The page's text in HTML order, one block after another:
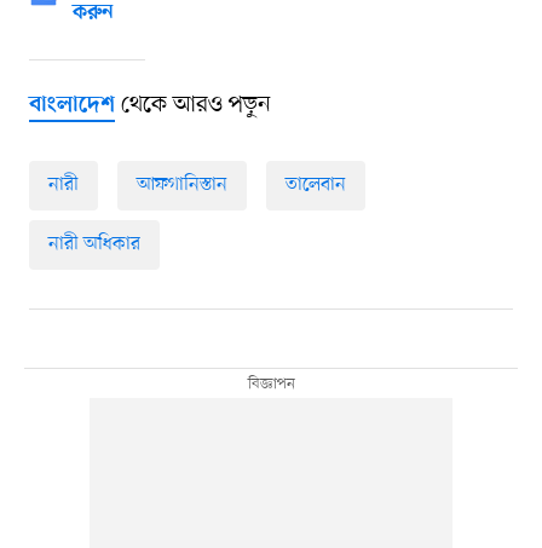
করুন
বাংলাদেশথেকে আরও পড়ুন
নারী আফগানিস্তান তালেবান
নারী অধিকার